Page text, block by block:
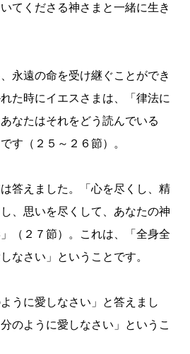
てくださる神さまと一緒に生き
永遠の命を受け継ぐことができ
た時にイエスさまは、「律法に
なたはそれをどう読んでいる
す（２５～２６節）。
答えました。「心を尽くし、精
、思いを尽くして、あなたの神
（２７節）。これは、「全身全
なさい」ということです。
うに愛しなさい」と答えまし
のように愛しなさい」というこ